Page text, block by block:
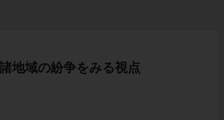
地域の紛争をみる視点